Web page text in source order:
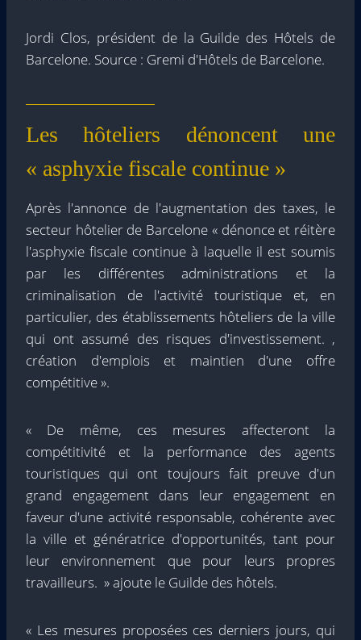
Jordi Clos, président de la Guilde des Hôtels de
Barcelone. Source : Gremi d'Hôtels de Barcelone.
Les hôteliers dénoncent une
« asphyxie fiscale continue »
Après l'annonce de l'augmentation des taxes, le
secteur hôtelier de Barcelone « dénonce et réitère
l'asphyxie fiscale continue à laquelle il est soumis
par les différentes administrations et la
criminalisation de l'activité touristique et, en
particulier, des établissements hôteliers de la ville
qui ont assumé des risques d'investissement. ,
création d'emplois et maintien d'une offre
compétitive ».
« De même, ces mesures affecteront la
compétitivité et la performance des agents
touristiques qui ont toujours fait preuve d'un
grand engagement dans leur engagement en
faveur d'une activité responsable, cohérente avec
la ville et génératrice d'opportunités, tant pour
leur environnement que pour leurs propres
travailleurs. » ajoute le Guilde des hôtels.
« Les mesures proposées ces derniers jours, qui